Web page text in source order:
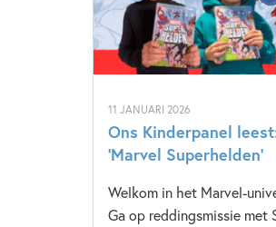
11 JANUARI 2026
Ons Kinderpanel
‘Marvel Superhelden’
Welkom in het Marvel-
Ga op reddingsmissie met